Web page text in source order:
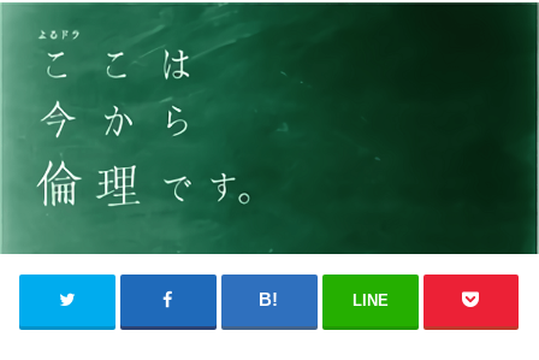
LINE